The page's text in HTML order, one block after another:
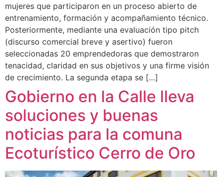
mujeres que participaron en un proceso abierto de
entrenamiento, formación y acompañamiento técnico.
Posteriormente, mediante una evaluación tipo pitch
(discurso comercial breve y asertivo) fueron
seleccionadas 20 emprendedoras que demostraron
tenacidad, claridad en sus objetivos y una firme visión
de crecimiento. La segunda etapa se […]
Gobierno en la Calle lleva
soluciones y buenas
noticias para la comuna
Ecoturístico Cerro de Oro